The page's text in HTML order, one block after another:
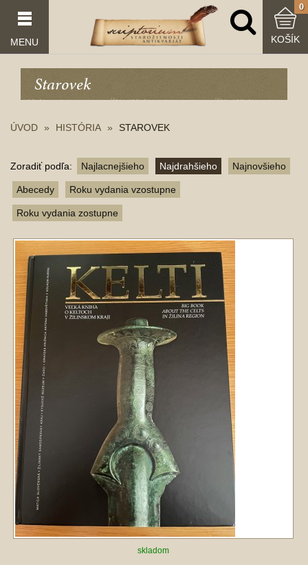
MENU
0
KOŠÍK
Starovek
ÚVOD HISTÓRIA STAROVEK
Zoradiť podľa: Najlacnejšieho Najdrahšieho Najnovšieho
Abecedy Roku vydania vzostupne
Roku vydania zostupne
skladom